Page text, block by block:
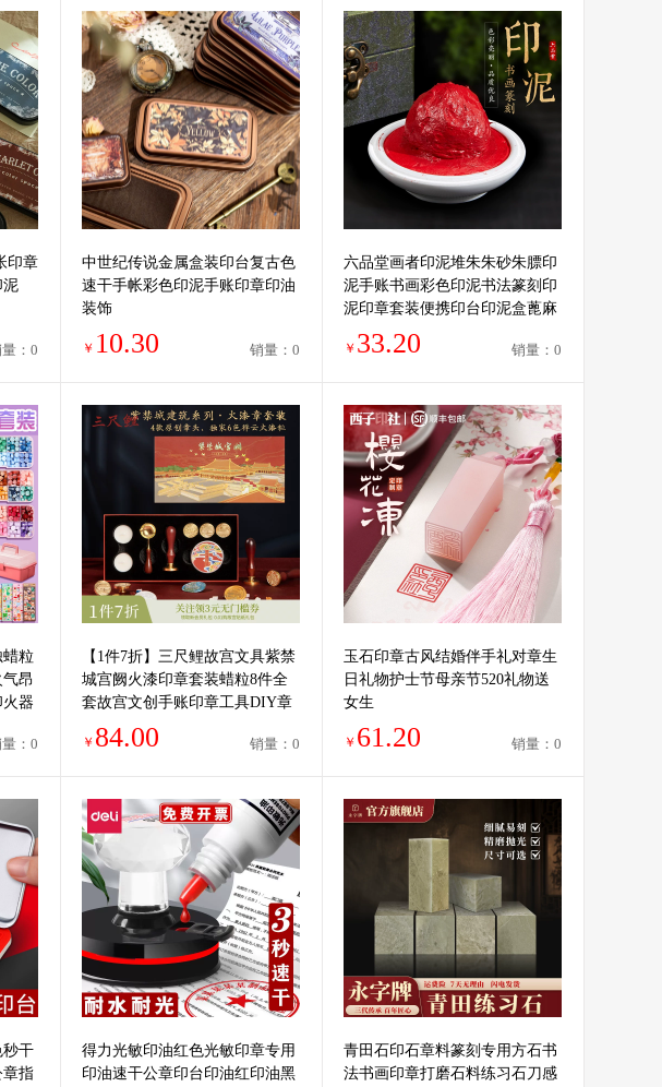
印章
泥
：0
中世纪传说金属盒装印台复古色
速干手帐彩色印泥手账印章印油
装饰
￥ 10.30 销量：0
六品堂画者印泥堆朱朱砂朱膘印
泥手账书画彩色印泥书法篆刻印
泥印章套装便携印台印泥盒蓖麻
油文房四宝陶瓷盒
￥ 33.20 销量：0
蜡粒
昂
器
：0
【1件7折】三尺鲤故宫文具紫禁
城宫阙火漆印章套装蜡粒8件全
套故宫文创手账印章工具DIY章
头手柄38礼物
￥ 84.00 销量：0
玉石印章古风结婚伴手礼对章生
日礼物护士节母亲节520礼物送
女生
￥ 61.20 销量：0
秒干
章指
得力光敏印油红色光敏印章专用
印油速干公章印台印油红印油黑
青田石印石章料篆刻专用方石书
法书画印章打磨石料练习石刀感